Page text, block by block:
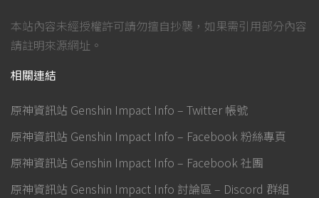
本站內容未經授權許可請勿擅自抄襲，如果需引用部分內容
請註明來源網址。
相關連結
原神資訊站 Genshin Impact Info – Twitter 帳號
原神資訊站 Genshin Impact Info – Facebook 粉絲專頁
原神資訊站 Genshin Impact Info – Facebook 社團
原神資訊站 Genshin Impact Info 討論區 – Discord 群組